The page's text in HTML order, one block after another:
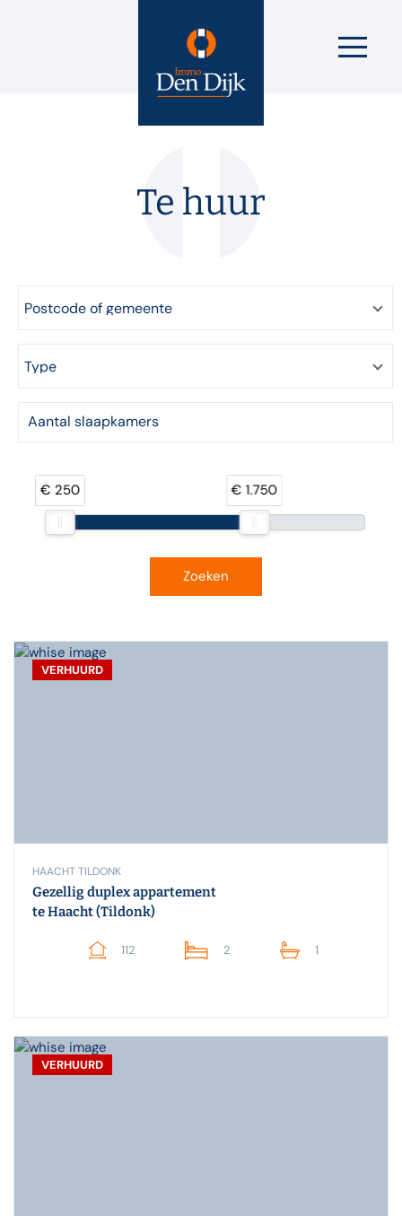
Te huur
Postcode of gemeente
Type
€ 250 € 1.750
Zoeken
VERHUURD
HAACHT TILDONK
Gezellig duplex appartement
te Haacht (Tildonk)
112 2 1
VERHUURD